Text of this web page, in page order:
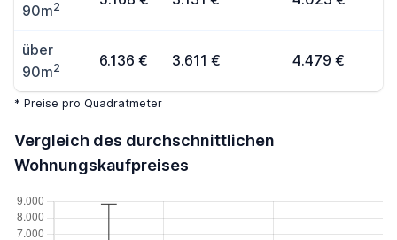
90m2
über
90m2 6.136 € 3.611 € 4.479 €
* Preise pro Quadratmeter
Vergleich des durchschnittlichen
Wohnungskaufpreises